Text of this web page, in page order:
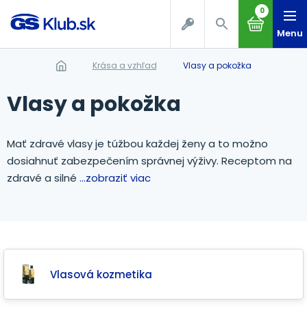
0
Menu
Krása a vzhľad Vlasy a pokožka
Vlasy a pokožka
Mať zdravé vlasy je túžbou každej ženy a to možno
dosiahnuť zabezpečením správnej výživy. Receptom na
zdravé a silné ...zobraziť viac
Vlasová kozmetika